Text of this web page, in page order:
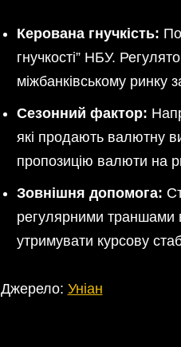
Керована гнучкість:
гнучкості” НБУ.
міжбанківському ринку
Сезонний фактор:
які продають валютну
пропозицію валюти на
Зовнішня допомога:
регулярними траншами
утримувати курсову
Джерело: Уніан